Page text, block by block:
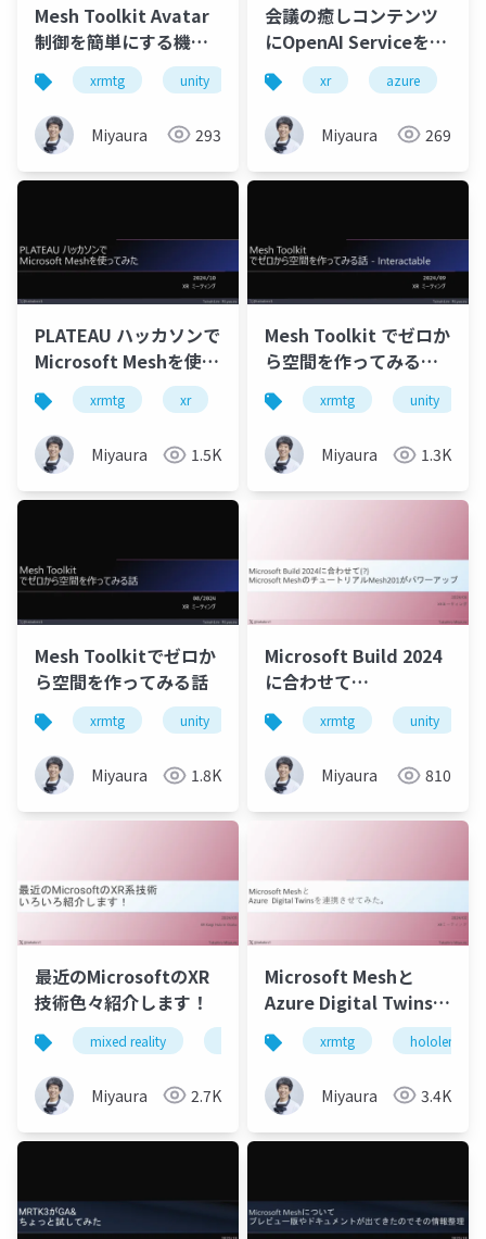
Mesh Toolkit Avatar
制御を簡単にする機能
& おまけの色々情報
xrmtg unity xr microsoft mesh
Miyaura 293
会議の癒しコンテンツ
にOpenAI Serviceを試
してみた
xr azure
Miyaura 269
PLATEAU ハッカソンで
Microsoft Meshを使っ
てみたxrmtg xr unity microsoft mesh
Miyaura 1.5K
Mesh Toolkit でゼロか
ら空間を作ってみる話 -
Interactable
xrmtg unity
Miyaura 1.3K
Mesh Toolkitでゼロか
ら空間を作ってみる話
xrmtg unity microsoft mesh
Miyaura 1.8K
Microsoft Build 2024
に合わせて
(?)Microsoft Meshの
チュートリアル
Mesh201がパワーアッ
プ
xrmtg unity
Miyaura 810
最近のMicrosoftのXR
技術色々紹介します！
mixed reality unity azure
Miyaura 2.7K
Microsoft Meshと
Azure Digital Twinsを
連携させてみた
xrmtg hololens
Miyaura 3.4K